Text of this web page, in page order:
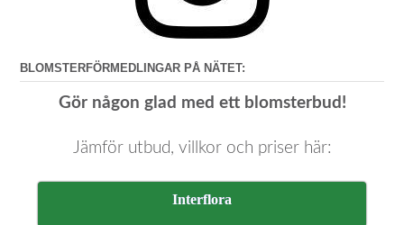
BLOMSTERFÖRMEDLINGAR PÅ NÄTET:
Gör någon glad med ett blomsterbud!
Jämför utbud, villkor och priser här:
Interflora